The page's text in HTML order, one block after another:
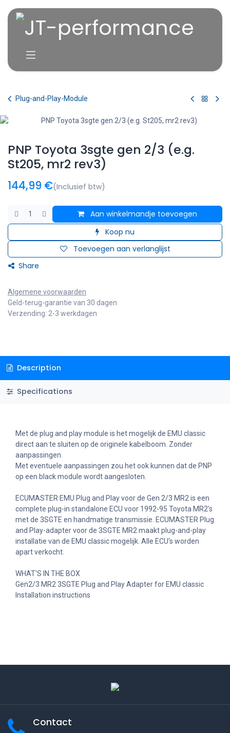
Plug-and-Play-Module
PNP Toyota 3sgte gen 2/3 (e.g.
St205, mr2 rev3)
144,99 €(Inclusief btw)
Aan winkelmandje toevoegen
Koop nu
Toevoegen aan verlanglijst
Share
Algemene voorwaarden
Geld-terug-garantie van 30 dagen
Verzending: 2-3 werkdagen
Description
Specifications
Met de plug and play module is het mogelijk de EMU classic
direct aan te sluiten op de originele kabelboom. Zonder
aanpassingen.
Met eventuele aanpassingen zou het ook kunnen dat de PNP
op een black module wordt aangesloten.
ECUMASTER EMU Plug and Play voor de Gen 2/3 MR2 is een
complete plug-in standalone ECU voor 1992-95 Toyota MR2's
met de 3SGTE en handmatige transmissie. ECUMASTER Plug
and Play-adapter voor de 3SGTE MR2 maakt plug-and-play
installatie van de EMU classic mogelijk. Alle ECU's worden
apart verkocht.
WHAT'S IN THE BOX
Gen2/3 MR2 3SGTE Plug and Play Adapter for EMU classic
Installation instructions
Contact